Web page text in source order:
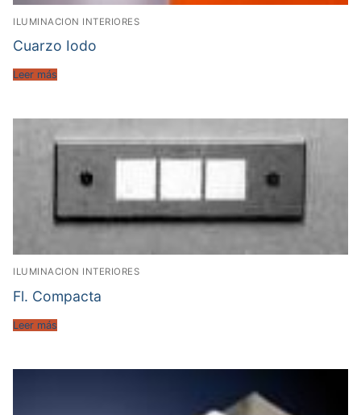
ILUMINACION INTERIORES
Cuarzo Iodo
Leer más
ILUMINACION INTERIORES
Fl. Compacta
Leer más